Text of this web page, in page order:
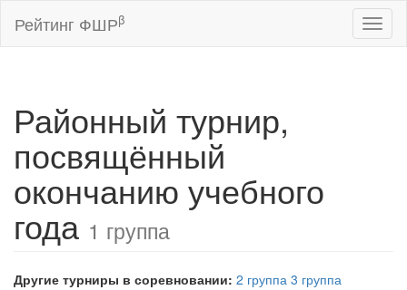
Рейтинг ФШРβ
Районный турнир,
посвящённый
окончанию учебного
года 1 группа
Другие турниры в соревновании: 2 группа 3 группа